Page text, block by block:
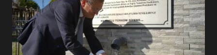
1
AYVALIK SU MİRASI İÇİN
HAREKETE GEÇİYOR: GÖZLER
BULUŞMADA